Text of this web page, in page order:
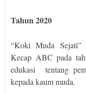
Tahun 2020
“Koki Muda Sejati”
Kecap ABC pada
edukasi
tentang
kepada kaum muda.